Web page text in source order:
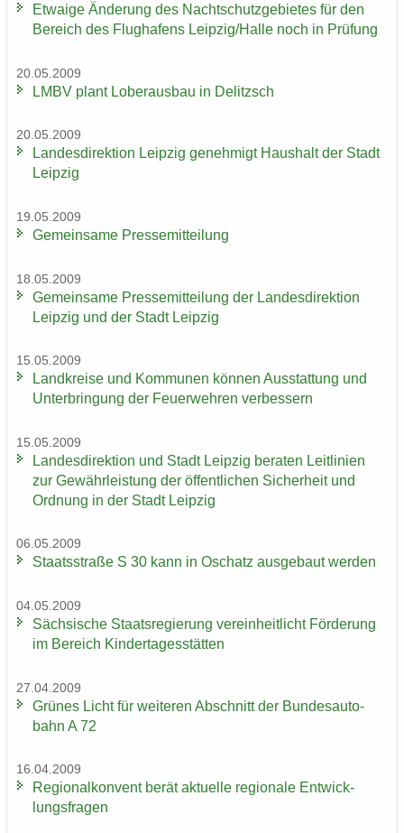
Et­wa­ige Än­de­rung des Nacht­schutz­ge­bie­tes für den
Be­reich des Flug­ha­fens Leip­zig/Halle noch in Prü­fung
20.05.2009
LMBV plant Lober­aus­bau in De­litzsch
20.05.2009
Lan­des­di­rek­ti­on Leip­zig ge­neh­migt Haus­halt der Stadt
Leip­zig
19.05.2009
Ge­mein­sa­me Pres­se­mit­tei­lung
18.05.2009
Ge­mein­sa­me Pres­se­mit­tei­lung der Lan­des­di­rek­ti­on
Leip­zig und der Stadt Leip­zig
15.05.2009
Land­krei­se und Kom­mu­nen kön­nen Aus­stat­tung und
Un­ter­brin­gung der Feu­er­weh­ren ver­bes­sern
15.05.2009
Lan­des­di­rek­ti­on und Stadt Leip­zig be­ra­ten Leit­li­ni­en
zur Ge­währ­leis­tung der öf­fent­li­chen Si­cher­heit und
Ord­nung in der Stadt Leip­zig
06.05.2009
Staats­stra­ße S 30 kann in Oschatz aus­ge­baut wer­den
04.05.2009
Säch­si­sche Staats­re­gie­rung ver­ein­heit­licht För­de­rung
im Be­reich Kin­der­ta­ges­stät­ten
27.04.2009
Grü­nes Licht für wei­te­ren Ab­schnitt der Bun­des­au­to­
bahn A 72
16.04.2009
Re­gio­nal­kon­vent berät ak­tu­el­le re­gio­na­le Ent­wick­
lungs­fra­gen